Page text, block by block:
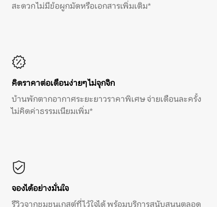
สะดวก ไม่มีข้อผูกมัดหรือเอกสารเพิ่มเติม*
คิดราคาต่อเดือนง่ายๆ ไม่จุกจิก
บ้านพักตากอากาศระยะยาวราคาพิเศษ จ่ายเดือนละครั้ง
ไม่คิดค่าธรรมเนียมเพิ่ม*
จองได้อย่างมั่นใจ
รีวิวจากชุมชนเกสต์ที่ไว้ใจได้ พร้อมบริการสนับสนุนตลอด